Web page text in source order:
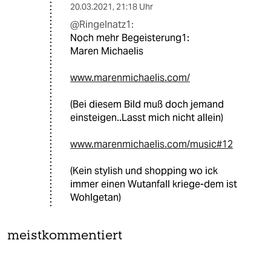
20.03.2021, 21:18 Uhr
@Ringelnatz1:
Noch mehr Begeisterung1:
Maren Michaelis
www.marenmichaelis.com/
(Bei diesem Bild muß doch jemand
einsteigen..Lasst mich nicht allein)
www.marenmichaelis.com/music#12
(Kein stylish und shopping wo ick
immer einen Wutanfall kriege-dem ist
Wohlgetan)
meistkommentiert